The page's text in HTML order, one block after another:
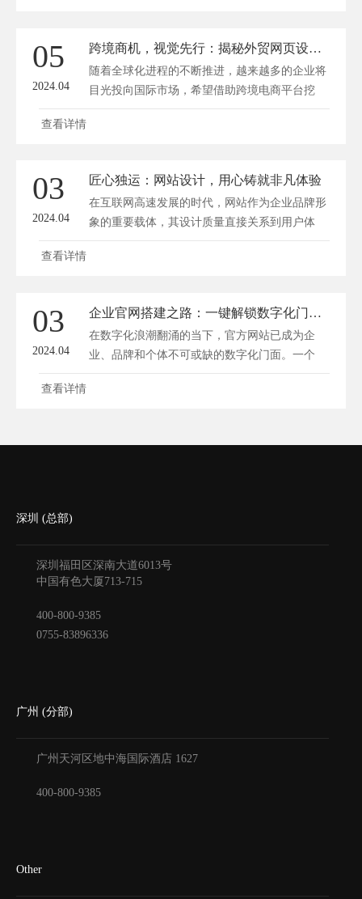
05
2024.04
跨境商机，视觉先行：揭秘外贸网页设计吸金秘籍
随着全球化进程的不断推进，越来越多的企业将
目光投向国际市场，希望借助跨境电商平台挖
掘...
查看详情
03
2024.04
匠心独运：网站设计，用心铸就非凡体验
在互联网高速发展的时代，网站作为企业品牌形
象的重要载体，其设计质量直接关系到用户体
验...
查看详情
03
2024.04
企业官网搭建之路：一键解锁数字化门面搭建秘籍
在数字化浪潮翻涌的当下，官方网站已成为企
业、品牌和个体不可或缺的数字化门面。一个
优...
查看详情
深圳 (总部)
深圳福田区深南大道6013号
中国有色大厦 713-715
400-800-9385
0755-83896336
广州 (分部)
广州天河区地中海国际酒店 1627
400-800-9385
Other